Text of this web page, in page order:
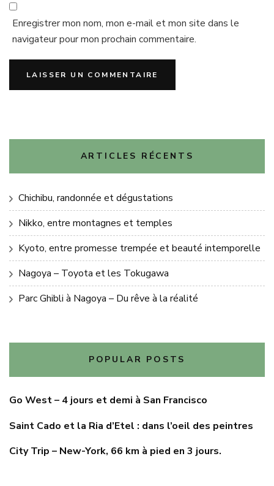
Enregistrer mon nom, mon e-mail et mon site dans le
navigateur pour mon prochain commentaire.
ARTICLES RÉCENTS
Chichibu, randonnée et dégustations
Nikko, entre montagnes et temples
Kyoto, entre promesse trempée et beauté intemporelle
Nagoya – Toyota et les Tokugawa
Parc Ghibli à Nagoya – Du rêve à la réalité
POPULAR POSTS
Go West – 4 jours et demi à San Francisco
Saint Cado et la Ria d’Etel : dans l’oeil des peintres
City Trip – New-York, 66 km à pied en 3 jours.